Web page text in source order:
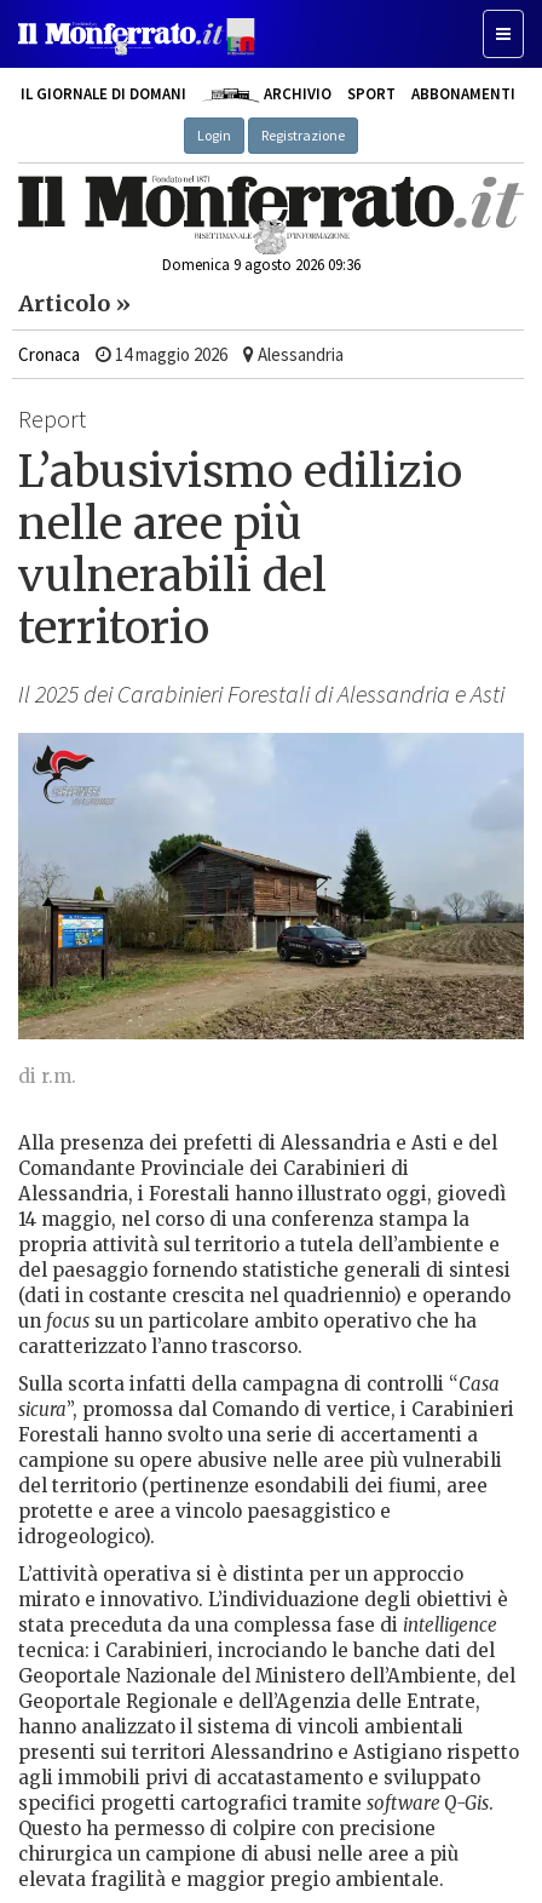
IL GIORNALE DI DOMANI ARCHIVIO SPORT ABBONAMENTI
Login Registrazione
Domenica 9 agosto 2026 09:36
Articolo »
Cronaca 14 maggio 2026 Alessandria
Report
L’abusivismo edilizio
nelle aree più
vulnerabili del
territorio
Il 2025 dei Carabinieri Forestali di Alessandria e Asti
di r.m.
Alla presenza dei prefetti di Alessandria e Asti e del
Comandante Provinciale dei Carabinieri di
Alessandria, i Forestali hanno illustrato oggi, giovedì
14 maggio, nel corso di una conferenza stampa la
propria attività sul territorio a tutela dell’ambiente e
del paesaggio fornendo statistiche generali di sintesi
(dati in costante crescita nel quadriennio) e operando
un focus su un particolare ambito operativo che ha
caratterizzato l’anno trascorso.
Sulla scorta infatti della campagna di controlli “Casa
sicura”, promossa dal Comando di vertice, i Carabinieri
Forestali hanno svolto una serie di accertamenti a
campione su opere abusive nelle aree più vulnerabili
del territorio (pertinenze esondabili dei fiumi, aree
protette e aree a vincolo paesaggistico e
idrogeologico).
L’attività operativa si è distinta per un approccio
mirato e innovativo. L’individuazione degli obiettivi è
stata preceduta da una complessa fase di intelligence
tecnica: i Carabinieri, incrociando le banche dati del
Geoportale Nazionale del Ministero dell’Ambiente, del
Geoportale Regionale e dell’Agenzia delle Entrate,
hanno analizzato il sistema di vincoli ambientali
presenti sui territori Alessandrino e Astigiano rispetto
agli immobili privi di accatastamento e sviluppato
specifici progetti cartografici tramite software Q-Gis.
Questo ha permesso di colpire con precisione
chirurgica un campione di abusi nelle aree a più
elevata fragilità e maggior pregio ambientale.